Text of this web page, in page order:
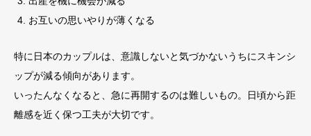
お互いの思いやりが薄くなる
特に日本のカップルは、意識しないと気づかないうちにスキンシ
ップが減る傾向があります。
いったんなくなると、急に再開するのは難しいもの。日頃から距
離感を近く保つ工夫が大切です。